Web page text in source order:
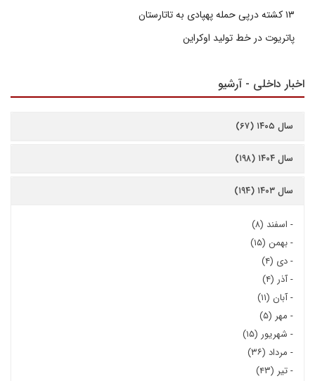
پاتریوت در خط تولید اوکراین
اخبار داخلی - آرشیو
سال ۱۴۰۵ (۶۷)
سال ۱۴۰۴ (۱۹۸)
سال ۱۴۰۳ (۱۹۴)
- اسفند (۸)
-بهمن (۱۵)
-دی (۴)
-آذر (۴)
-آبان (۱۱)
- مهر (۵)
- شهریور (۱۵)
- مرداد (۳۶)
-تیر (۴۳)